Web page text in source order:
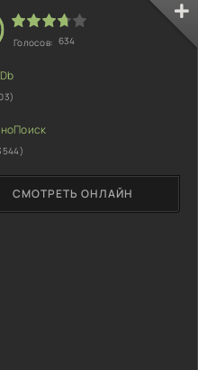
СМОТРЕТЬ ОНЛАЙН
Голосов: 634